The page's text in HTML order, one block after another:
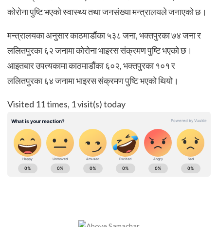
कोरोना पुष्टि भएको स्वास्थ्य तथा जनसंख्या मन्त्रालयले जनाएको छ।
मन्त्रालयका अनुसार काठमाडौंका ५३८ जना, भक्तपुरका ७४ जना र
ललितपुरका ६२ जनामा कोरोना भाइरस संक्रमण पुष्टि भएको छ।
आइतबार उपत्यकामा काठमाडौंका ६०२, भक्तपुरका १०१ र
ललितपुरका ६४ जनामा भाइरस संक्रमण पुष्टि भएको थियो।
Visited 11 times, 1 visit(s) today